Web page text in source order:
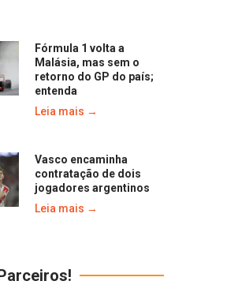
Fórmula 1 volta a
Malásia, mas sem o
retorno do GP do país;
entenda
Leia mais →
Vasco encaminha
contratação de dois
jogadores argentinos
Leia mais →